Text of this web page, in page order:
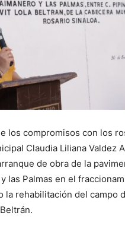
los compromisos con los
Claudia Liliana Valdez
de obra de la
las Palmas en el
la rehabilitación del campo